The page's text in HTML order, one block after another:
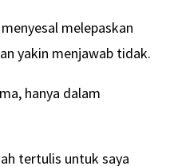
melepaskan
yakin menjawab tidak.
hanya dalam
tertulis untuk saya